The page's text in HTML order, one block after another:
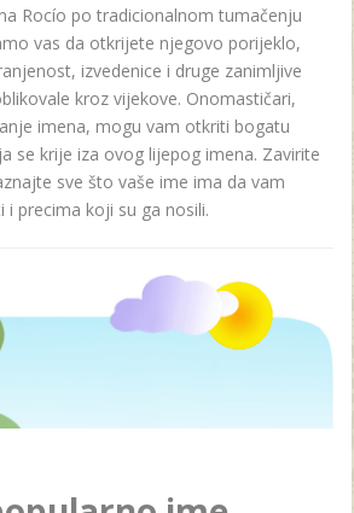
Rocío po tradicionalnom tumačenju
vas da otkrijete njegovo porijeklo,
izvedenice i druge zanimljive
kroz vijekove. Onomastičari,
imena, mogu vam otkriti bogatu
se krije iza ovog lijepog imena. Zavirite
sve što vaše ime ima da vam
i precima koji su ga nosili.